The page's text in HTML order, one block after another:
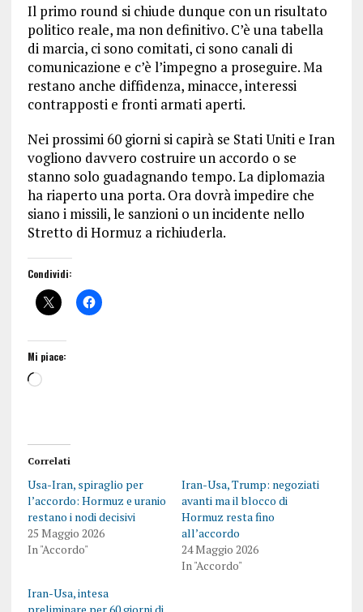
Il primo round si chiude dunque con un risultato
politico reale, ma non definitivo. C’è una tabella
di marcia, ci sono comitati, ci sono canali di
comunicazione e c’è l’impegno a proseguire. Ma
restano anche diffidenza, minacce, interessi
contrapposti e fronti armati aperti.
Nei prossimi 60 giorni si capirà se Stati Uniti e Iran
vogliono davvero costruire un accordo o se
stanno solo guadagnando tempo. La diplomazia
ha riaperto una porta. Ora dovrà impedire che
siano i missili, le sanzioni o un incidente nello
Stretto di Hormuz a richiuderla.
Condividi:
Mi piace:
Correlati
Usa-Iran, spiraglio per
l’accordo: Hormuz e uranio
restano i nodi decisivi
25 Maggio 2026
In "Accordo"
Iran-Usa, Trump: negoziati
avanti ma il blocco di
Hormuz resta fino
all’accordo
24 Maggio 2026
In "Accordo"
Iran-Usa, intesa